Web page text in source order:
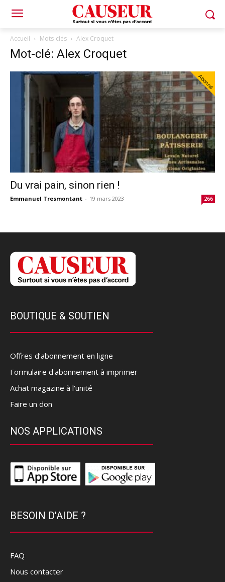
Accueil Mots-clés Alex Croquet
Mot-clé: Alex Croquet
Abonné
Du vrai pain, sinon rien !
Emmanuel Tresmontant - 19 mars 2023 266
BOUTIQUE & SOUTIEN
Offres d’abonnement en ligne
Formulaire d'abonnement à imprimer
Achat magazine à l'unité
Faire un don
NOS APPLICATIONS
BESOIN D'AIDE ?
FAQ
Nous contacter